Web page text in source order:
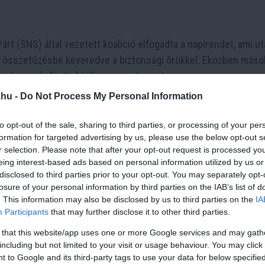
- Do Not Process My Personal Information
opt-out of the sale, sharing to third parties, or processing of your
for targeted advertising by us, please use the below opt-out
selection. Please note that after your opt-out request is processed
interest-based ads based on personal information utilized by us
to third parties prior to your opt-out. You may separately
of your personal information by third parties on the IAB’s list of
This information may also be disclosed by us to third parties on the
Participants that may further disclose it to other third parties.
that this website/app uses one or more Google services and may
but not limited to your visit or usage behaviour. You may
to Google and its third-party tags to use your data for below
(SNS) által vezetett koalíció elfogadta a napirendet, ami
keveredve a biztonsági őrökkel. Eközben
rózsaszín füsttel töltve meg a termet.
megsérült, közülük egyikük, Jasmina Obradović, az
hangsúlyozta, hogy a parlament folytatja munkáját és
elfogadásáról kellett volna szavazni, amely a
parlamentnek hivatalosan is tudomásul kellett volna vennie
koalíció által napirendre tűzött egyéb témák
újvidéki vasútállomás tetejének összeomlása áll, amely 15
legnagyobb kihívássá nőtte ki magát, és azóta is